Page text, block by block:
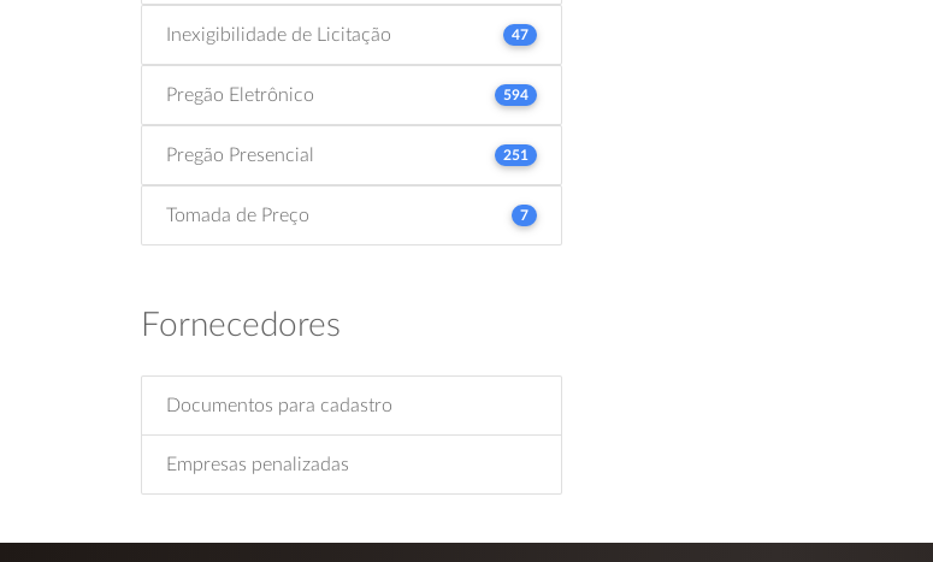
Inexigibilidade de Licitação 47
Pregão Eletrônico 594
Pregão Presencial 251
Tomada de Preço 7
Fornecedores
Documentos para cadastro
Empresas penalizadas